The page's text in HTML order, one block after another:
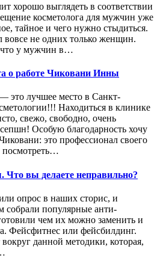
хорошо выглядеть в соответствии
косметолога для мужчин уже
тайное и чего нужно стыдиться.
вовсе не одних только женщин.
что у мужчин в…
о работе Чиковани Инны
это лучшее место в Санкт-
Находиться в клинике
свежо, свободно, очень
Особую благодарность хочу
это профессионал своего
посмотреть…
вы делаете неправильно?
опрос в наших сторис, и
собрали популярные анти-
чем их можно заменить и
Фейсфитнес или фейсбилдинг.
данной методики, которая,